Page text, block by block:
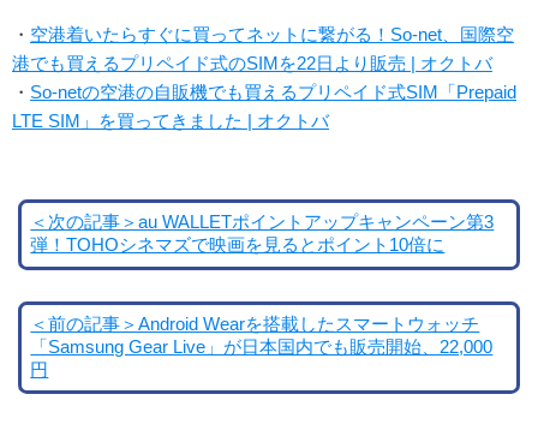
・ 空港着いたらすぐに買ってネットに繋がる！So-net、国際空
港でも買えるプリペイド式のSIMを22日より販売 | オクトバ
・ So-netの空港の自販機でも買えるプリペイド式SIM「Prepaid
LTE SIM」を買ってきました | オクトバ
＜次の記事＞au WALLETポイントアップキャンペーン第3
弾！TOHOシネマズで映画を見るとポイント10倍に
＜前の記事＞Android Wearを搭載したスマートウォッチ
「Samsung Gear Live」が日本国内でも販売開始、22,000
円